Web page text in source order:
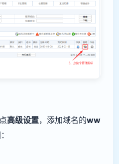
高级设置，添加域名的ww